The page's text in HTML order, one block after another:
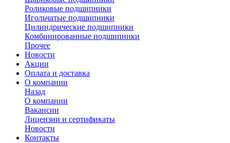
Роликовые подшипники
Игольчатые подшипники
Цилиндрические подшипники
Комбинированные подшипники
Прочее
Новости
Акции
Оплата и доставка
О компании
Назад
О компании
Вакансии
Лицензии и сертификаты
Новости
Контакты